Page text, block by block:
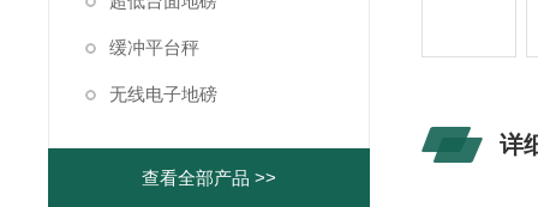
缓冲平台秤
无线电子地磅
查看全部产品 >>
详